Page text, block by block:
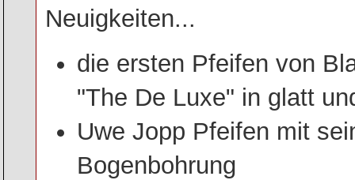
Neuigkeiten...
die ersten Pfeifen von
"The De Luxe" in glatt
Uwe Jopp Pfeifen mit
Bogenbohrung